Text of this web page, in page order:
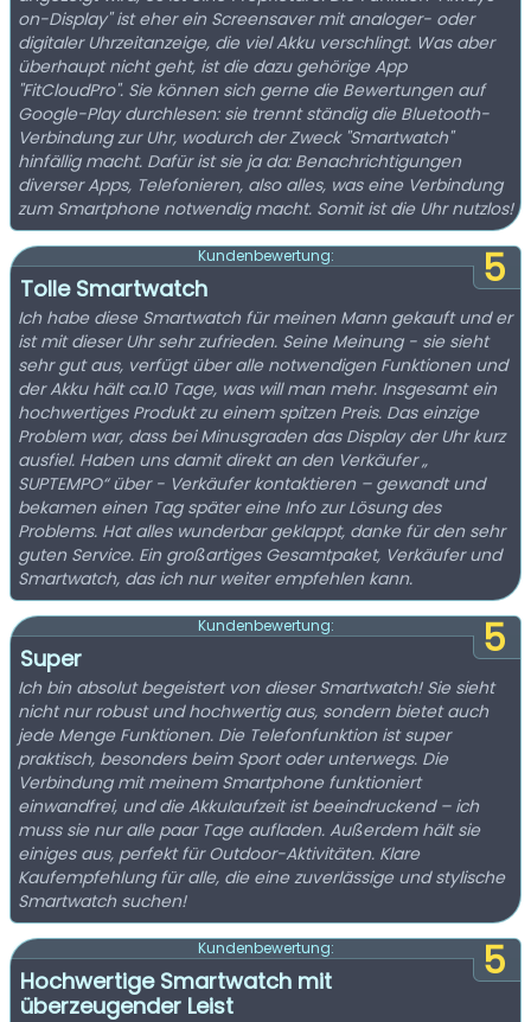
on-Display" ist eher ein Screensaver mit analoger- oder
digitaler Uhrzeitanzeige, die viel Akku verschlingt. Was aber
überhaupt nicht geht, ist die dazu gehörige App
"FitCloudPro". Sie können sich gerne die Bewertungen auf
Google-Play durchlesen: sie trennt ständig die Bluetooth-
Verbindung zur Uhr, wodurch der Zweck "Smartwatch"
hinfällig macht. Dafür ist sie ja da: Benachrichtigungen
diverser Apps, Telefonieren, also alles, was eine Verbindung
zum Smartphone notwendig macht. Somit ist die Uhr nutzlos!
5
Kundenbewertung:
Tolle Smartwatch
Ich habe diese Smartwatch für meinen Mann gekauft und er
ist mit dieser Uhr sehr zufrieden. Seine Meinung - sie sieht
sehr gut aus, verfügt über alle notwendigen Funktionen und
der Akku hält ca.10 Tage, was will man mehr. Insgesamt ein
hochwertiges Produkt zu einem spitzen Preis. Das einzige
Problem war, dass bei Minusgraden das Display der Uhr kurz
ausfiel. Haben uns damit direkt an den Verkäufer „
SUPTEMPO“ über - Verkäufer kontaktieren – gewandt und
bekamen einen Tag später eine Info zur Lösung des
Problems. Hat alles wunderbar geklappt, danke für den sehr
guten Service. Ein großartiges Gesamtpaket, Verkäufer und
Smartwatch, das ich nur weiter empfehlen kann.
5
Kundenbewertung:
Super
Ich bin absolut begeistert von dieser Smartwatch! Sie sieht
nicht nur robust und hochwertig aus, sondern bietet auch
jede Menge Funktionen. Die Telefonfunktion ist super
praktisch, besonders beim Sport oder unterwegs. Die
Verbindung mit meinem Smartphone funktioniert
einwandfrei, und die Akkulaufzeit ist beeindruckend – ich
muss sie nur alle paar Tage aufladen. Außerdem hält sie
einiges aus, perfekt für Outdoor-Aktivitäten. Klare
Kaufempfehlung für alle, die eine zuverlässige und stylische
Smartwatch suchen!
5
Kundenbewertung:
Hochwertige Smartwatch mit
überzeugender Leist